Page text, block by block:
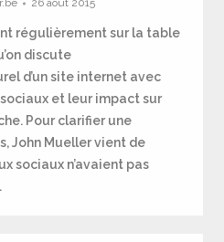
26 août 2015
régulièrement sur la table
discute
d’un site internet avec
et leur impact sur
Pour clarifier une
John Mueller vient de
sociaux n’avaient pas